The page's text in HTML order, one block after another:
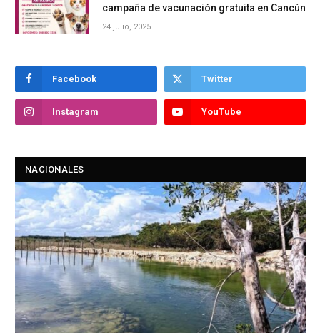
campaña de vacunación gratuita en Cancún
24 julio, 2025
Facebook Twitter
Instagram YouTube
NACIONALES